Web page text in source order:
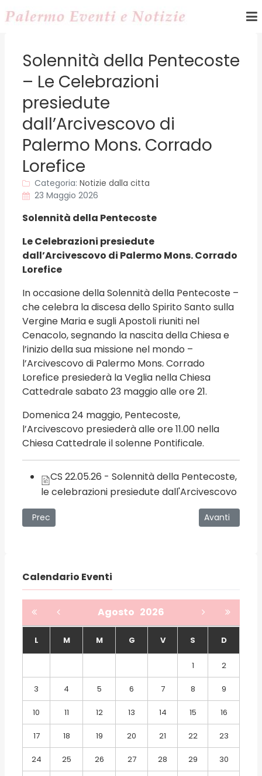
Solennità della Pentecoste
– Le Celebrazioni
presiedute
dall’Arcivescovo di
Palermo Mons. Corrado
Lorefice
Categoria: Notizie dalla citta
23 Maggio 2026
Solennità della Pentecoste
Le Celebrazioni presiedute
dall’Arcivescovo di Palermo Mons. Corrado
Lorefice
In occasione della Solennità della Pentecoste –
che celebra la discesa dello Spirito Santo sulla
Vergine Maria e sugli Apostoli riuniti nel
Cenacolo, segnando la nascita della Chiesa e
l’inizio della sua missione nel mondo –
l’Arcivescovo di Palermo Mons. Corrado
Lorefice presiederà la Veglia nella Chiesa
Cattedrale sabato 23 maggio alle ore 21.
Domenica 24 maggio, Pentecoste,
l’Arcivescovo presiederà alle ore 11.00 nella
Chiesa Cattedrale il solenne Pontificale.
CS 22.05.26 - Solennità della Pentecoste,
le celebrazioni presiedute dall'Arcivescovo
Articolo precedente: UniPa Heritage, la collezione
Prec Articolo
Avanti
Calendario Eventi
Agosto 2026
L M M G V S D
1 2
3 4 5 6 7 8 9
10 11 12 13 14 15 16
17 18 19 20 21 22 23
24 25 26 27 28 29 30